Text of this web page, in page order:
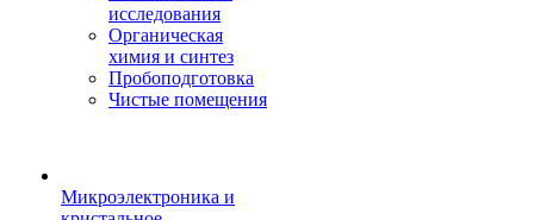
исследования
Органическая
химия и синтез
Пробоподготовка
Чистые помещения
Микроэлектроника и